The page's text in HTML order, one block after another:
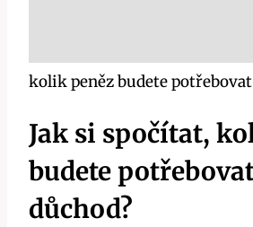
kolik peněz budete potřebovat
Jak si spočítat,
budete
důchod?